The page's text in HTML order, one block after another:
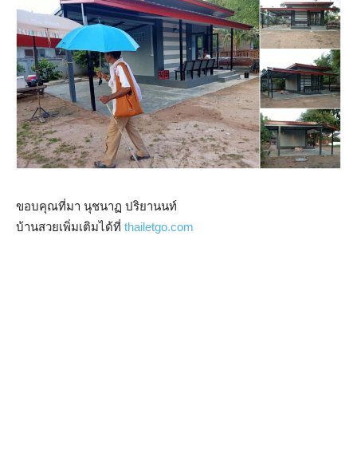
ขอบคุณที่มา นุชนาฏ ปริยานนท์
บ้านสวยเพิ่มเติมได้ที่ thailetgo.com